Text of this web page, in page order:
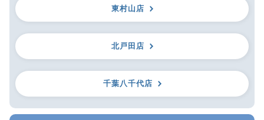
東村山店
北戸田店
千葉八千代店